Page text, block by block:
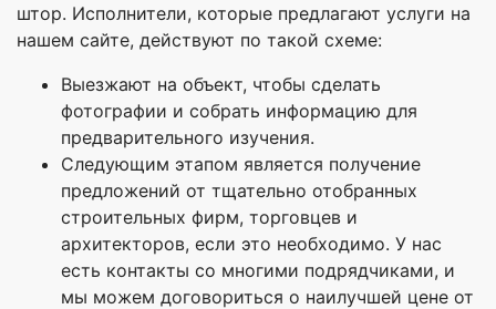
штор. Исполнители, которые предлагают услуги на
нашем сайте, действуют по такой схеме:
Выезжают на объект, чтобы сделать
фотографии и собрать информацию для
предварительного изучения.
Следующим этапом является получение
предложений от тщательно отобранных
строительных фирм, торговцев и
архитекторов, если это необходимо. У нас
есть контакты со многими подрядчиками, и
мы можем договориться о наилучшей цене от